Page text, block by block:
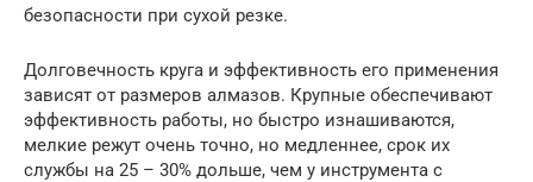
безопасности при сухой резке.
Долговечность круга и эффективность его применения
зависят от размеров алмазов. Крупные обеспечивают
эффективность работы, но быстро изнашиваются,
мелкие режут очень точно, но медленнее, срок их
службы на 25 – 30% дольше, чем у инструмента с